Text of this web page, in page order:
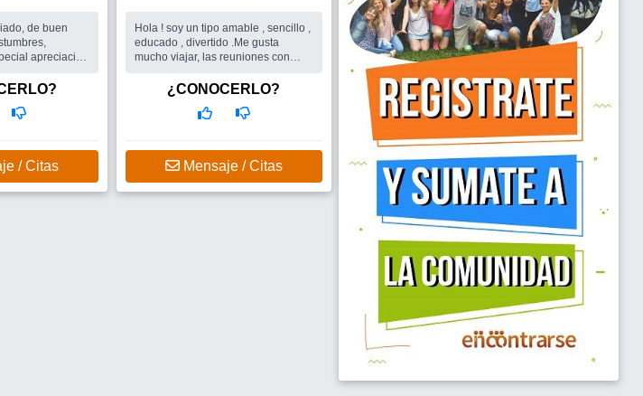
de buen
apreciación
noble y sin
el baile,
para compartir
etc./ Citas
Hola ! soy un tipo amable , sencillo ,
educado , divertido .Me gusta
mucho viajar, las reuniones con
sorprenda con la llegada del amor.
¿CONOCERLO?
Mensaje / Citas